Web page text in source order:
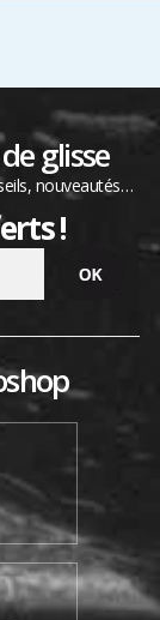
glisse
nouveautés…
!